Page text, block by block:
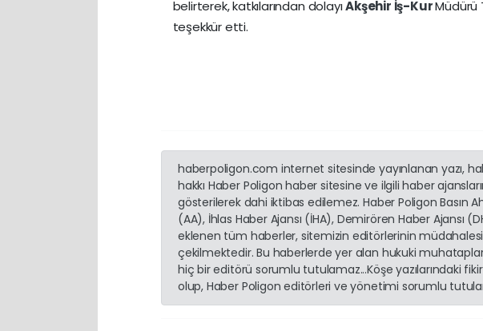
belirterek, katkılarından dolayıAkşehir İş-KurMüdürü
teşekkür etti.
haberpoligon.com internet sitesinde yayınlanan yazı,
hakkı Haber Poligon haber sitesine ve ilgili haber
gösterilerek dahi iktibas edilemez. Haber Poligon Basın
(AA), İhlas Haber Ajansı (İHA), Demirören Haber Ajansı
eklenen tüm haberler, sitemizin editörlerinin
çekilmektedir. Bu haberlerde yer alan hukuki
hiç bir editörü sorumlu tutulamaz...Köşe yazılarındaki
olup, Haber Poligon editörleri ve yönetimi sorumlu